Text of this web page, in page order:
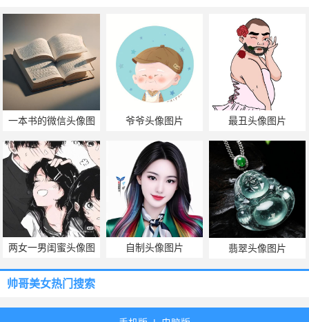
一本书的微信头像图
片
爷爷头像图片 最丑头像图片
两女一男闺蜜头像图
片
自制头像图片 翡翠头像图片
帅哥美女热门搜索